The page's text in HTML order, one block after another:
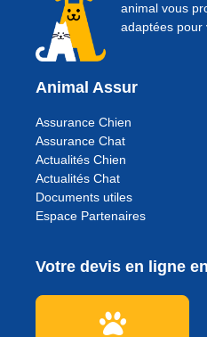
animal vous
adaptées pour
Animal Assur
Assurance Chien
Assurance Chat
Actualités Chien
Actualités Chat
Documents utiles
Espace Partenaires
Votre devis en ligne